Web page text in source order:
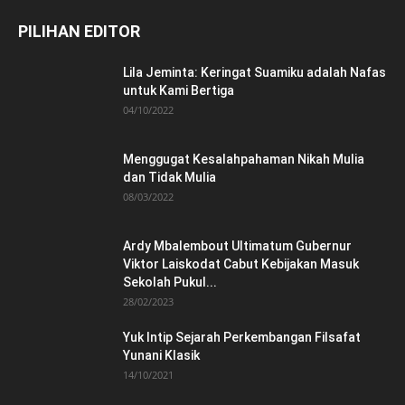
PILIHAN EDITOR
Lila Jeminta: Keringat Suamiku adalah Nafas
untuk Kami Bertiga
04/10/2022
Menggugat Kesalahpahaman Nikah Mulia
dan Tidak Mulia
08/03/2022
Ardy Mbalembout Ultimatum Gubernur
Viktor Laiskodat Cabut Kebijakan Masuk
Sekolah Pukul...
28/02/2023
Yuk Intip Sejarah Perkembangan Filsafat
Yunani Klasik
14/10/2021